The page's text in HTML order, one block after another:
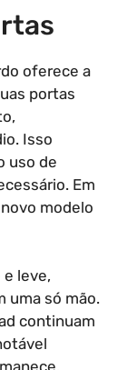
oferece a
portas
Isso
uso de
Em
modelo
leve,
uma só mão.
continuam